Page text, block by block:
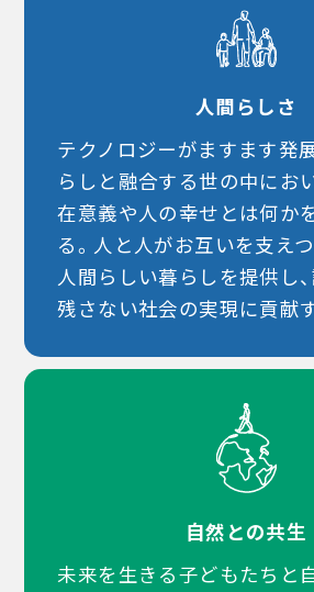
人間らしさ
テクノロジーがますます発
らしと融合する世の中にお
在意義や人の幸せとは何か
る。人と人がお互いを支え
人間らしい暮らしを提供し
残さない社会の実現に貢献す
自然との共生
未来を生きる子どもたちと